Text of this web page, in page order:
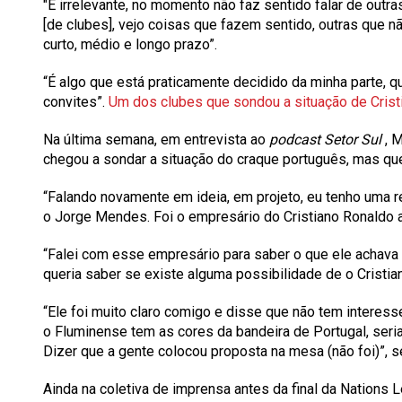
"É irrelevante, no momento não faz sentido falar de
[de clubes], vejo coisas que fazem sentido, outras que
curto, médio e longo prazo”.
“É algo que está praticamente decidido da minha parte,
convites”. Um dos clubes que sondou a situação de
Na última semana, em entrevista ao podcast Setor Sul,
chegou a sondar a situação do craque português, mas
“Falando novamente em ideia, em projeto, eu tenho
o Jorge Mendes. Foi o empresário do Cristiano Ronaldo
“Falei com esse empresário para saber o que ele
queria saber se existe alguma possibilidade de o
“Ele foi muito claro comigo e disse que não tem
o Fluminense tem as cores da bandeira de Portugal,
Dizer que a gente colocou proposta na mesa (não foi)”,
Ainda na coletiva de imprensa antes da final da Nations